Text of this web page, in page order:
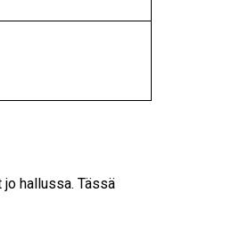
hallussa. Tässä